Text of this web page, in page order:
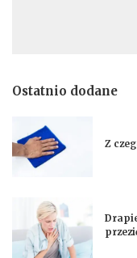
Ostatnio dodane
Z